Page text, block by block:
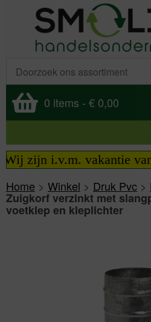
0 items - € 0,00
i.v.m. vakantie van
Home > Winkel > Druk Pvc >
Zuigkorf verzinkt met
voetklep en kleplichter